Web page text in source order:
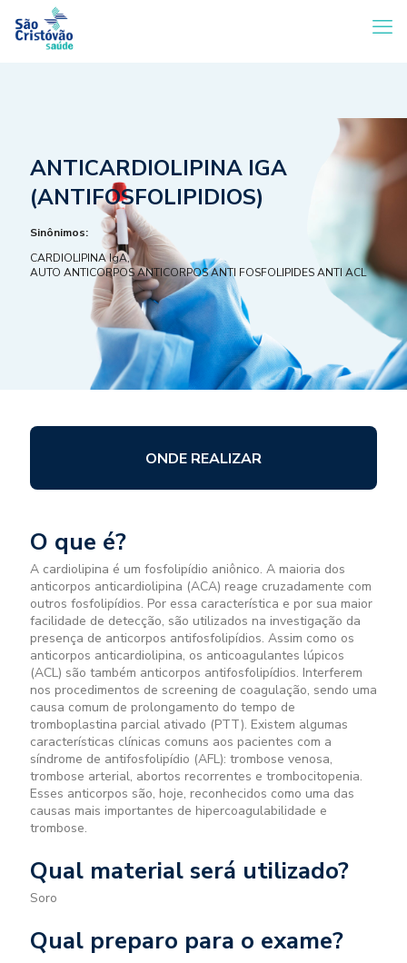
ANTICARDIOLIPINA IGA
(ANTIFOSFOLIPIDIOS)
Sinônimos:
CARDIOLIPINA IgA,
AUTO ANTICORPOS ANTICORPOS ANTI FOSFOLIPIDES ANTI ACL
ONDE REALIZAR
O que é?
A cardiolipina é um fosfolipídio aniônico. A maioria dos
anticorpos anticardiolipina (ACA) reage cruzadamente com
outros fosfolipídios. Por essa característica e por sua maior
facilidade de detecção, são utilizados na investigação da
presença de anticorpos antifosfolipídios. Assim como os
anticorpos anticardiolipina, os anticoagulantes lúpicos
(ACL) são também anticorpos antifosfolipídios. Interferem
nos procedimentos de screening de coagulação, sendo uma
causa comum de prolongamento do tempo de
tromboplastina parcial ativado (PTT). Existem algumas
características clínicas comuns aos pacientes com a
síndrome de antifosfolipídio (AFL): trombose venosa,
trombose arterial, abortos recorrentes e trombocitopenia.
Esses anticorpos são, hoje, reconhecidos como uma das
causas mais importantes de hipercoagulabilidade e
trombose.
Qual material será utilizado?
Soro
Qual preparo para o exame?